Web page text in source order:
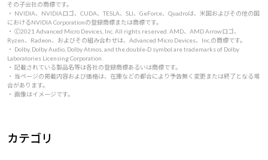
その子会社の商標です。
・ NVIDIA、NVIDIAロゴ、CUDA、TESLA、SLI、GeForce、Quadroは、米国およびその他の国
におけるNVIDIA Corporationの登録商標または商標です。
・ 🄫2021 Advanced Micro Devices, Inc. All rights reserved. AMD、AMD Arrowロゴ、
Ryzen、Radeon、およびその組み合わせは、Advanced Micro Devices、Inc.の商標です。
・ Dolby, Dolby Audio, Dolby Atmos, and the double-D symbol are trademarks of Dolby
Laboratories Licensing Corporation.
・ 記載されている製品名等は各社の登録商標あるいは商標です。
・ 当ページの掲載内容および価格は、在庫などの都合により予告無く変更または終了となる場
合があります。
・ 画像はイメージです。
カテゴリ